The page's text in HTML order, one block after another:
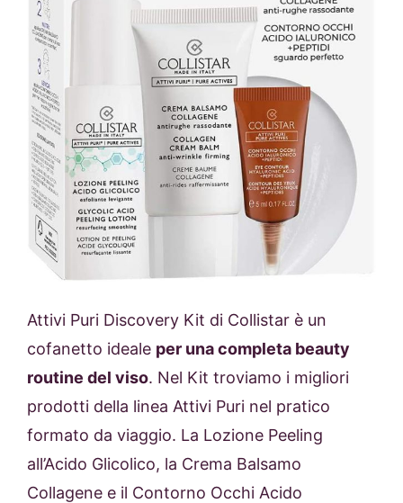
Attivi Puri Discovery Kit di Collistar è un
cofanetto ideale per una completa beauty
routine del viso. Nel Kit troviamo i migliori
prodotti della linea Attivi Puri nel pratico
formato da viaggio. La Lozione Peeling
all’Acido Glicolico, la Crema Balsamo
Collagene e il Contorno Occhi Acido